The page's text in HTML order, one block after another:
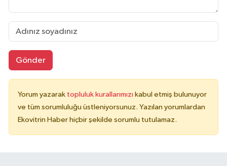
Gönder
Yorum yazarak topluluk kurallarımızı kabul etmiş bulunuyor
ve tüm sorumluluğu üstleniyorsunuz. Yazılan yorumlardan
Ekovitrin Haber hiçbir şekilde sorumlu tutulamaz.